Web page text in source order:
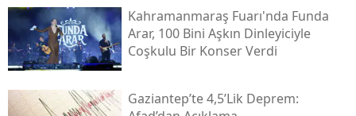
Kahramanmaraş Fuarı'nda Funda
Arar, 100 Bini Aşkın Dinleyiciyle
Coşkulu Bir Konser Verdi
Gaziantep’te 4,5’lik Deprem: